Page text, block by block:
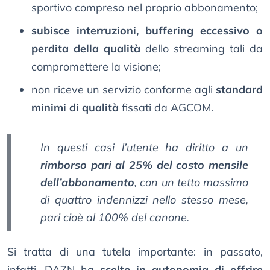
sportivo compreso nel proprio abbonamento;
subisce interruzioni, buffering eccessivo o
perdita della qualità dello streaming tali da
compromettere la visione;
non riceve un servizio conforme agli standard
minimi di qualità fissati da AGCOM.
In questi casi l’utente ha diritto a un
rimborso pari al 25% del costo mensile
dell’abbonamento, con un tetto massimo
di quattro indennizzi nello stesso mese,
pari cioè al 100% del canone.
Si tratta di una tutela importante: in passato,